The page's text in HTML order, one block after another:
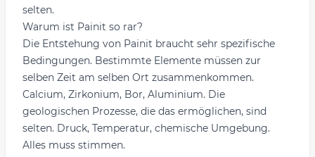
selten.
Warum ist Painit so rar?
Die Entstehung von Painit braucht sehr spezifische
Bedingungen. Bestimmte Elemente müssen zur
selben Zeit am selben Ort zusammenkommen.
Calcium, Zirkonium, Bor, Aluminium. Die
geologischen Prozesse, die das ermöglichen, sind
selten. Druck, Temperatur, chemische Umgebung.
Alles muss stimmen.